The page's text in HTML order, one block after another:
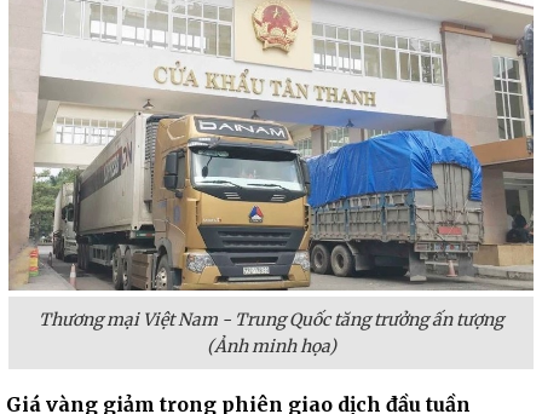
Thương mại Việt Nam - Trung Quốc tăng trưởng ấn tượng
(Ảnh minh họa)
Giá vàng giảm trong phiên giao dịch đầu tuần